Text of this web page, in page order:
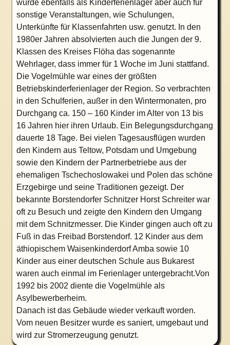
wurde ebenfalls als Kinderferienlager aber auch für
sonstige Veranstaltungen, wie Schulungen,
Unterkünfte für Klassenfahrten usw. genutzt. In den
1980er Jahren absolvierten auch die Jungen der 9.
Klassen des Kreises Flöha das sogenannte
Wehrlager, dass immer für 1 Woche im Juni stattfand.
Die Vogelmühle war eines der größten
Betriebskinderferienlager der Region. So verbrachten
in den Schulferien, außer in den Wintermonaten, pro
Durchgang ca. 150 – 160 Kinder im Alter von 13 bis
16 Jahren hier ihren Urlaub. Ein Belegungsdurchgang
dauerte 18 Tage. Bei vielen Tagesausflügen wurden
den Kindern aus Teltow, Potsdam und Umgebung
sowie den Kindern der Partnerbetriebe aus der
ehemaligen Tschechoslowakei und Polen das schöne
Erzgebirge und seine Traditionen gezeigt. Der
bekannte Borstendorfer Schnitzer Horst Schreiter war
oft zu Besuch und zeigte den Kindern den Umgang
mit dem Schnitzmesser. Die Kinder gingen auch oft zu
Fuß in das Freibad Borstendorf. 12 Kinder aus dem
äthiopischem Waisenkinderdorf Amba sowie 10
Kinder aus einer deutschen Schule aus Bukarest
waren auch einmal im Ferienlager untergebracht.Von
1992 bis 2002 diente die Vogelmühle als
Asylbewerberheim.
Danach ist das Gebäude wieder verkauft worden.
Vom neuen Besitzer wurde es saniert, umgebaut und
wird zur Stromerzeugung genutzt.